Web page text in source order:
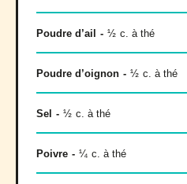
Poudre d’ail - ½ c. à thé
Poudre d’oignon - ½ c. à thé
Sel - ½ c. à thé
Poivre - ¼ c. à thé